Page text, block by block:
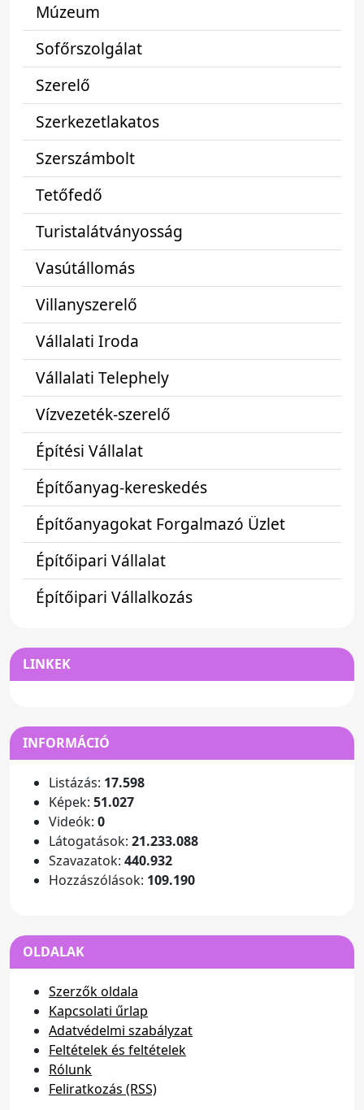
Múzeum
Sofőrszolgálat
Szerelő
Szerkezetlakatos
Szerszámbolt
Tetőfedő
Turistalátványosság
Vasútállomás
Villanyszerelő
Vállalati Iroda
Vállalati Telephely
Vízvezeték-szerelő
Építési Vállalat
Építőanyag-kereskedés
Építőanyagokat Forgalmazó Üzlet
Építőipari Vállalat
Építőipari Vállalkozás
LINKEK
INFORMÁCIÓ
Listázás: 17.598
Képek: 51.027
Videók: 0
Látogatások: 21.233.088
Szavazatok: 440.932
Hozzászólások: 109.190
OLDALAK
Szerzők oldala
Kapcsolati űrlap
Adatvédelmi szabályzat
Feltételek és feltételek
Rólunk
Feliratkozás (RSS)